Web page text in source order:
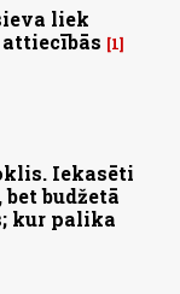
liek
1
Iekasēti
budžetā
kur palika